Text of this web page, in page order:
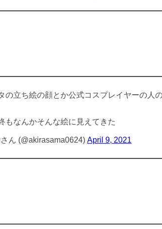
の立ち絵の顔とか公式コスプレイヤーの人
もなんかそんな絵に見えてきた
ん (@akirasama0624) April 9, 2021